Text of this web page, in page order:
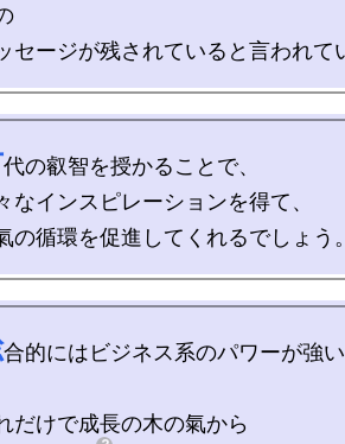
代の叡智を授かることで、
なインスピレーションを得て、
合的にはビジネス系のパワーが強
だけで成長の木の氣から